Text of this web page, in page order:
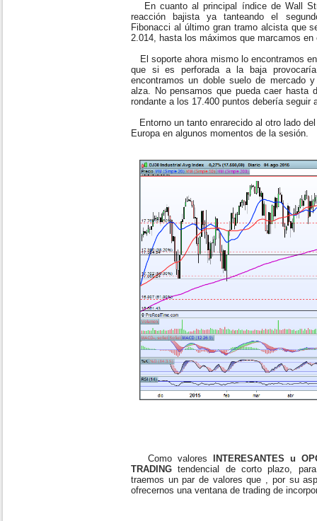
En cuanto al principal índice de Wall
reacción bajista ya tanteando el
Fibonacci al último gran tramo alcista que
2.014, hasta los máximos que marcamos
El soporte ahora mismo lo encontramos
que si es perforada a la baja
encontramos un doble suelo de mercado
alza. No pensamos que pueda caer hasta
rondante a los 17.400 puntos debería seguir
Entorno un tanto enrarecido al otro lado
Europa en algunos momentos de la sesión.
Como valores INTERESANTES u
TRADING tendencial de corto plazo,
traemos un par de valores que , por su
ofrecernos una ventana de trading de